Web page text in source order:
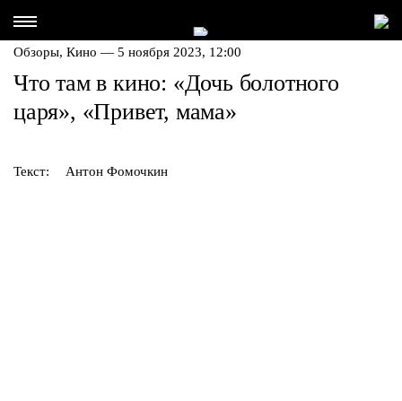
Обзоры, Кино — 5 ноября 2023, 12:00
Что там в кино: «Дочь болотного
царя», «Привет, мама»
Текст: Антон Фомочкин